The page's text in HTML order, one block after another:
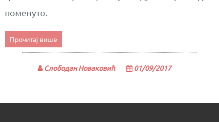
поменуто.
Прочитај више
Слободан Новаковић 01/09/2017